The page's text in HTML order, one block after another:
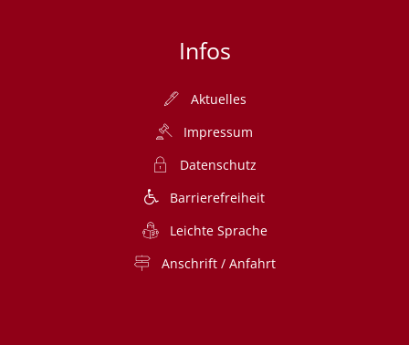
Infos
Aktuelles
Impressum
Datenschutz
Barrierefreiheit
Leichte Sprache
Anschrift / Anfahrt